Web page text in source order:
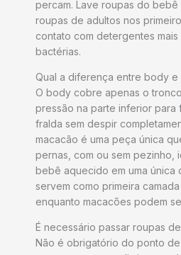
percam. Lave roupas do
roupas de adultos nos
contato com detergentes
bactérias.
Qual a diferença entre body e
O body cobre apenas o
pressão na parte inferior para
fralda sem despir
macacão é uma peça única
pernas, com ou sem pezinho,
bebê aquecido em uma única
servem como primeira
enquanto macacões podem
É necessário passar roupas
Não é obrigatório do ponto